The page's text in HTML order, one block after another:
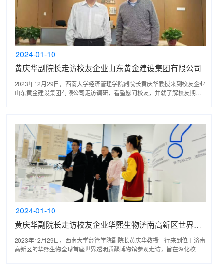
2024-01-10
黄庆华副院长走访校友企业山东黄金建设集团有限公司
2023年12月29日，西南大学经济管理学院副院长黄庆华教授来到校友企业
山东黄金建设集团有限公司走访调研，看望慰问校友，并就了解校友期
2024-01-10
黄庆华副院长走访校友企业华熙生物济南高新区世界透明质酸博物馆
2023年12月29日，西南大学经管学院副院长黄庆华教授一行来到位于济南
高新区的华熙生物全球首座世界透明质酸博物馆参观走访，旨在深化校企